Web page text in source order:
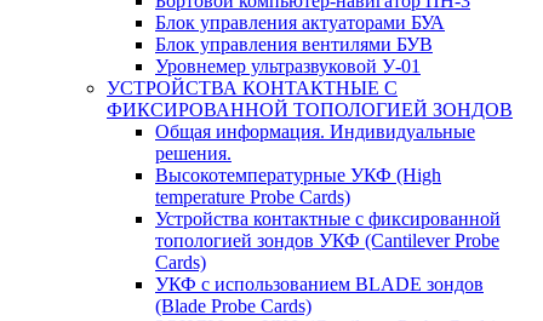
Блок управления актуаторами БУА
Блок управления вентилями БУВ
Уровнемер ультразвуковой У-01
УСТРОЙСТВА КОНТАКТНЫЕ С
ФИКСИРОВАННОЙ ТОПОЛОГИЕЙ ЗОНДОВ
Общая информация. Индивидуальные
решения.
Высокотемпературные УКФ (High
temperature Probe Cards)
Устройства контактные с фиксированной
топологией зондов УКФ (Cantilever Probe
Cards)
УКФ с использованием BLADE зондов
(Blade Probe Cards)